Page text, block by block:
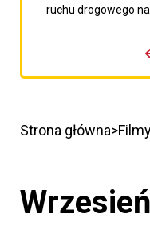
ruchu drogowego
porzpedniego
Strona główna